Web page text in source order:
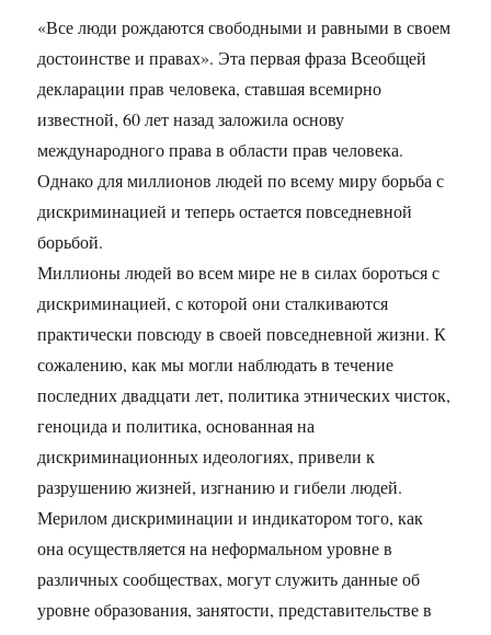
«Все люди рождаются свободными и равными в своем
достоинстве и правах». Эта первая фраза Всеобщей
декларации прав человека, ставшая всемирно
известной, 60 лет назад заложила основу
международного права в области прав человека.
Однако для миллионов людей по всему миру борьба с
дискриминацией и теперь остается повседневной
борьбой.
Миллионы людей во всем мире не в силах бороться с
дискриминацией, с которой они сталкиваются
практически повсюду в своей повседневной жизни. К
сожалению, как мы могли наблюдать в течение
последних двадцати лет, политика этнических чисток,
геноцида и политика, основанная на
дискриминационных идеологиях, привели к
разрушению жизней, изгнанию и гибели людей.
Мерилом дискриминации и индикатором того, как
она осуществляется на неформальном уровне в
различных сообществах, могут служить данные об
уровне образования, занятости, представительстве в